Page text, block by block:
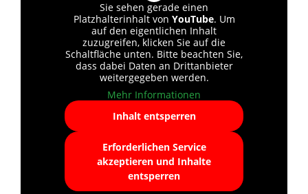
Sie sehen gerade einen
Platzhalterinhalt von YouTube. Um
auf den eigentlichen Inhalt
zuzugreifen, klicken Sie auf die
Schaltfläche unten. Bitte beachten Sie,
dass dabei Daten an Drittanbieter
weitergegeben werden.
Mehr Informationen
Inhalt entsperren
Erforderlichen Service
akzeptieren und Inhalte
entsperren